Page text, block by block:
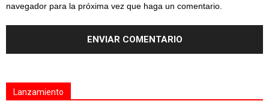
navegador para la próxima vez que haga un comentario.
Lanzamiento